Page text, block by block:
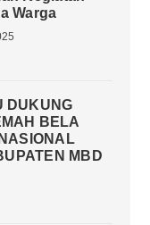
Warga
DUKUNG
BELA
MBD